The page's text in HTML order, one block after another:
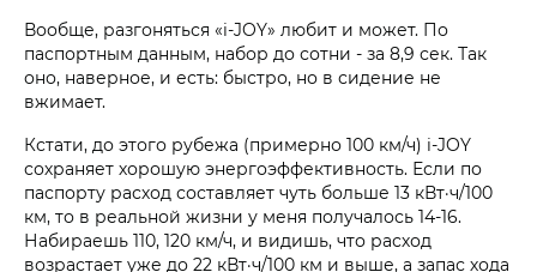
Вообще, разгоняться «i‑JOY» любит и может. По
паспортным данным, набор до сотни - за 8,9 сек. Так
оно, наверное, и есть: быстро, но в сидение не
вжимает.
Кстати, до этого рубежа (примерно 100 км/ч) i‑JOY
сохраняет хорошую энергоэффективность. Если по
паспорту расход составляет чуть больше 13 кВт·ч/100
км, то в реальной жизни у меня получалось 14-16.
Набираешь 110, 120 км/ч, и видишь, что расход
возрастает уже до 22 кВт·ч/100 км и выше, а запас хода